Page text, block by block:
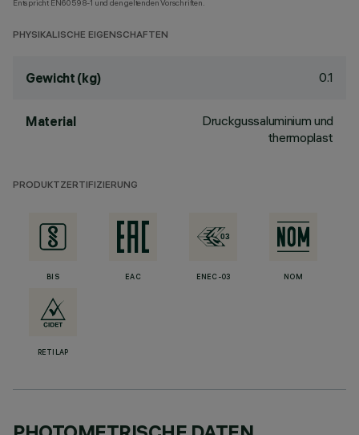
Entspricht EN60598-1 und den geltenden Vorschriften.
PHYSIKALISCHE EIGENSCHAFTEN
Gewicht (kg) 0.1
Material
Druckgussaluminium und
thermoplast
PRODUKTZERTIFIZIERUNG
BIS EAC ENEC-03 NOM
RETILAP